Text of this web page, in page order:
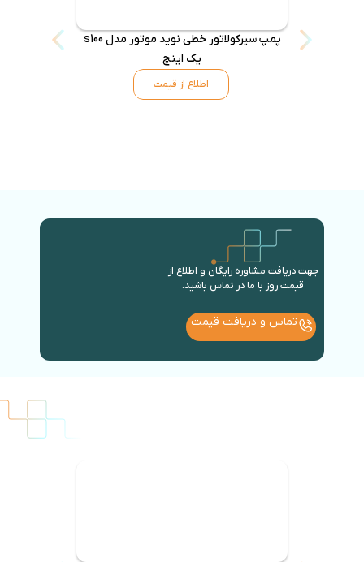
پمپ سیرکولاتور خطی نوید موتور مدل s100
یک اینچ
اطلاع از قیمت
جهت دریافت مشاوره رایگان و اطلاع از
قیمت روز با ما در تماس باشید.
تماس و دریافت قیمت